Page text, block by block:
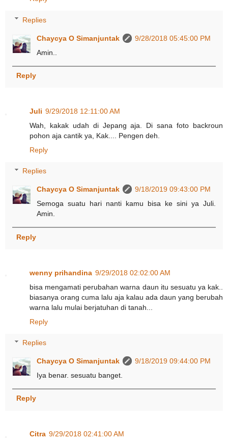
Replies
Chaycya O Simanjuntak
9/28/2018 05:45:00 PM
Amin..
Reply
Juli 9/29/2018 12:11:00 AM
Wah, kakak udah di Jepang aja. Di sana foto backroun
pohon aja cantik ya, Kak.... Pengen deh.
Reply
Replies
Chaycya O Simanjuntak
9/18/2019 09:43:00 PM
Semoga suatu hari nanti kamu bisa ke sini ya Juli.
Amin.
Reply
wenny prihandina 9/29/2018 02:02:00 AM
bisa mengamati perubahan warna daun itu sesuatu ya kak..
biasanya orang cuma lalu aja kalau ada daun yang berubah
warna lalu mulai berjatuhan di tanah...
Reply
Replies
Chaycya O Simanjuntak
9/18/2019 09:44:00 PM
Iya benar. sesuatu banget.
Reply
Citra 9/29/2018 02:41:00 AM